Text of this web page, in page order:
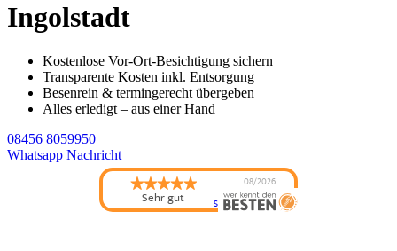
Ingolstadt
Kostenlose Vor-Ort-Besichtigung sichern
Transparente Kosten inkl. Entsorgung
Besenrein & termingerecht übergeben
Alles erledigt – aus einer Hand
08456 8059950
Whatsapp Nachricht
Sehr gut
08/2026
Schanzer Packeselhat
4.86von5 Sternen |